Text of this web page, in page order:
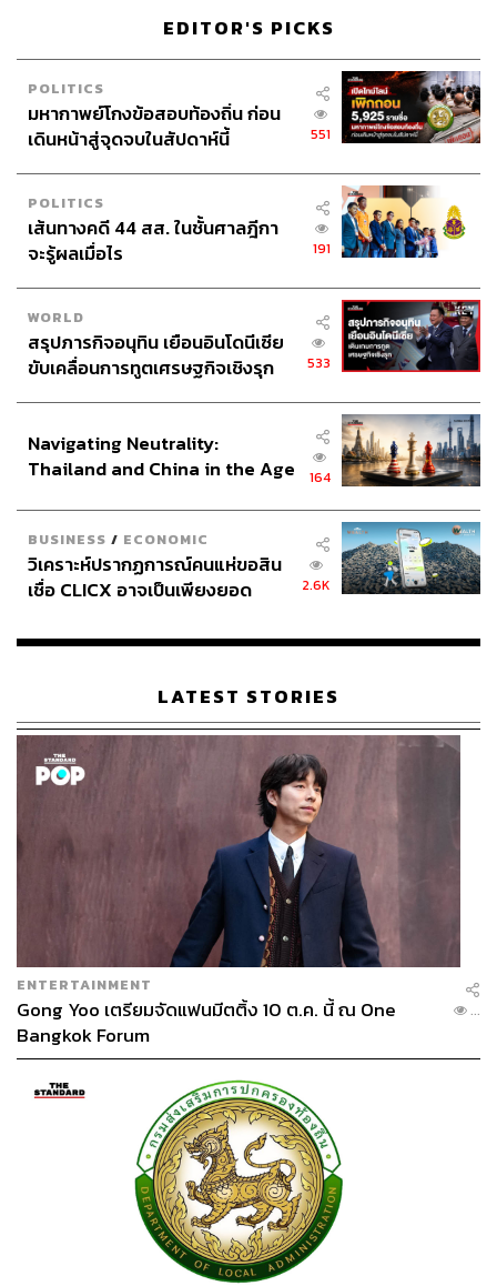
EDITOR'S PICKS
POLITICS
มหากาพย์โกงข้อสอบท้องถิ่น ก่อน
เดินหน้าสู่จุดจบในสัปดาห์นี้
551
POLITICS
เส้นทางคดี 44 สส. ในชั้นศาลฎีกา
จะรู้ผลเมื่อไร
191
WORLD
สรุปภารกิจอนุทิน เยือนอินโดนีเซีย
ขับเคลื่อนการทูตเศรษฐกิจเชิงรุก
533
Navigating Neutrality:
Thailand and China in the Age
164
BUSINESS / ECONOMIC
วิเคราะห์ปรากฏการณ์คนแห่ขอสิน
เชื่อ CLICX อาจเป็นเพียงยอด
เรือนไทยที่ถูกซุกไว้
2.6K
LATEST STORIES
ENTERTAINMENT
Gong Yoo เตรียมจัดแฟนมีตติ้ง 10 ต.ค. นี้ ณ One
Bangkok Forum
...